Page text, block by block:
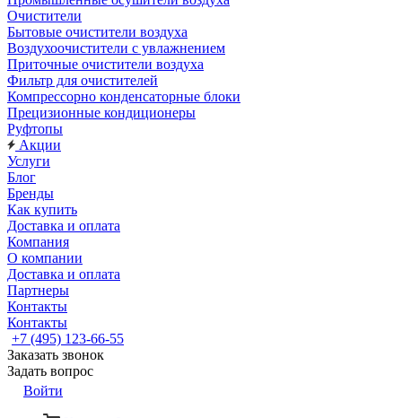
Очистители
Бытовые очистители воздуха
Воздухоочистители с увлажнением
Приточные очистители воздуха
Фильтр для очистителей
Компрессорно конденсаторные блоки
Прецизионные кондиционеры
Руфтопы
Акции
Услуги
Блог
Бренды
Как купить
Доставка и оплата
Компания
О компании
Доставка и оплата
Партнеры
Контакты
Контакты
+7 (495) 123-66-55
Заказать звонок
Задать вопрос
Войти